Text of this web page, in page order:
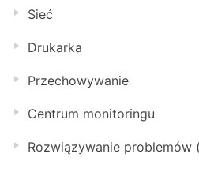
Sieć
Drukarka
Przechowywanie
Centrum monitoringu
Rozwiązywanie problemów